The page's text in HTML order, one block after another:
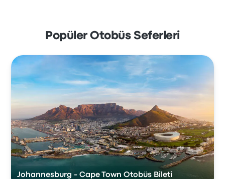
Popüler Otobüs Seferleri
Johannesburg - Cape Town Otobüs Bileti